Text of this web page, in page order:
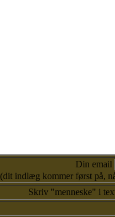
Din email
(dit indlæg kommer først på,
Skriv "menneske" i